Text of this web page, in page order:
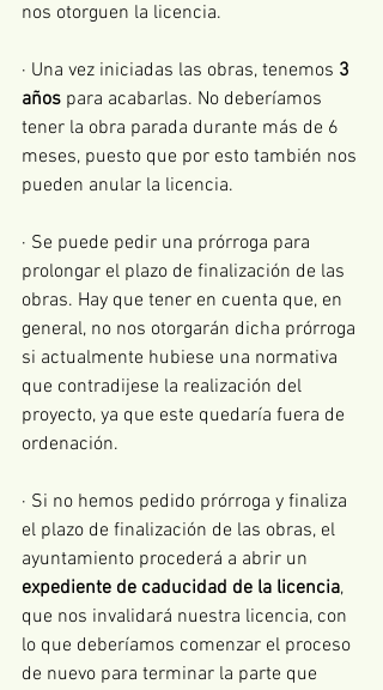
nos otorguen la licencia.
· Una vez iniciadas las obras, tenemos 3
años para acabarlas. No deberíamos
tener la obra parada durante más de 6
meses, puesto que por esto también nos
pueden anular la licencia.
· Se puede pedir una prórroga para
prolongar el plazo de finalización de las
obras. Hay que tener en cuenta que, en
general, no nos otorgarán dicha prórroga
si actualmente hubiese una normativa
que contradijese la realización del
proyecto, ya que este quedaría fuera de
ordenación.
· Si no hemos pedido prórroga y finaliza
el plazo de finalización de las obras, el
ayuntamiento procederá a abrir un
expediente de caducidad de la licencia,
que nos invalidará nuestra licencia, con
lo que deberíamos comenzar el proceso
de nuevo para terminar la parte que